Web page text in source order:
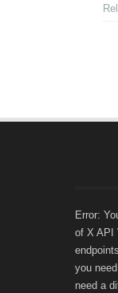
Error:
of X API
you
need a